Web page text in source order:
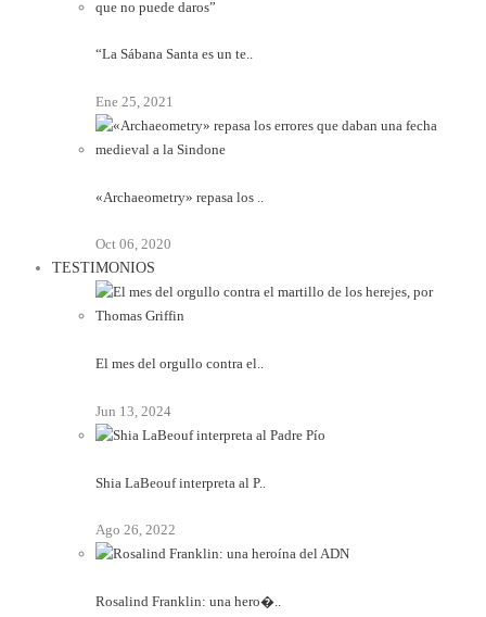
“La Sábana Santa es un te..
Ene 25, 2021
«Archaeometry» repasa los ..
Oct 06, 2020
TESTIMONIOS
El mes del orgullo contra el..
Jun 13, 2024
Shia LaBeouf interpreta al P..
Ago 26, 2022
Rosalind Franklin: una hero�..